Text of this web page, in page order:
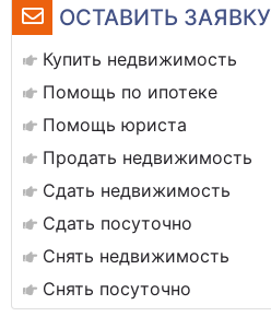
ОСТАВИТЬ ЗАЯВКУ
Купить недвижимость
Помощь по ипотеке
Помощь юриста
Продать недвижимость
Сдать недвижимость
Сдать посуточно
Снять недвижимость
Снять посуточно